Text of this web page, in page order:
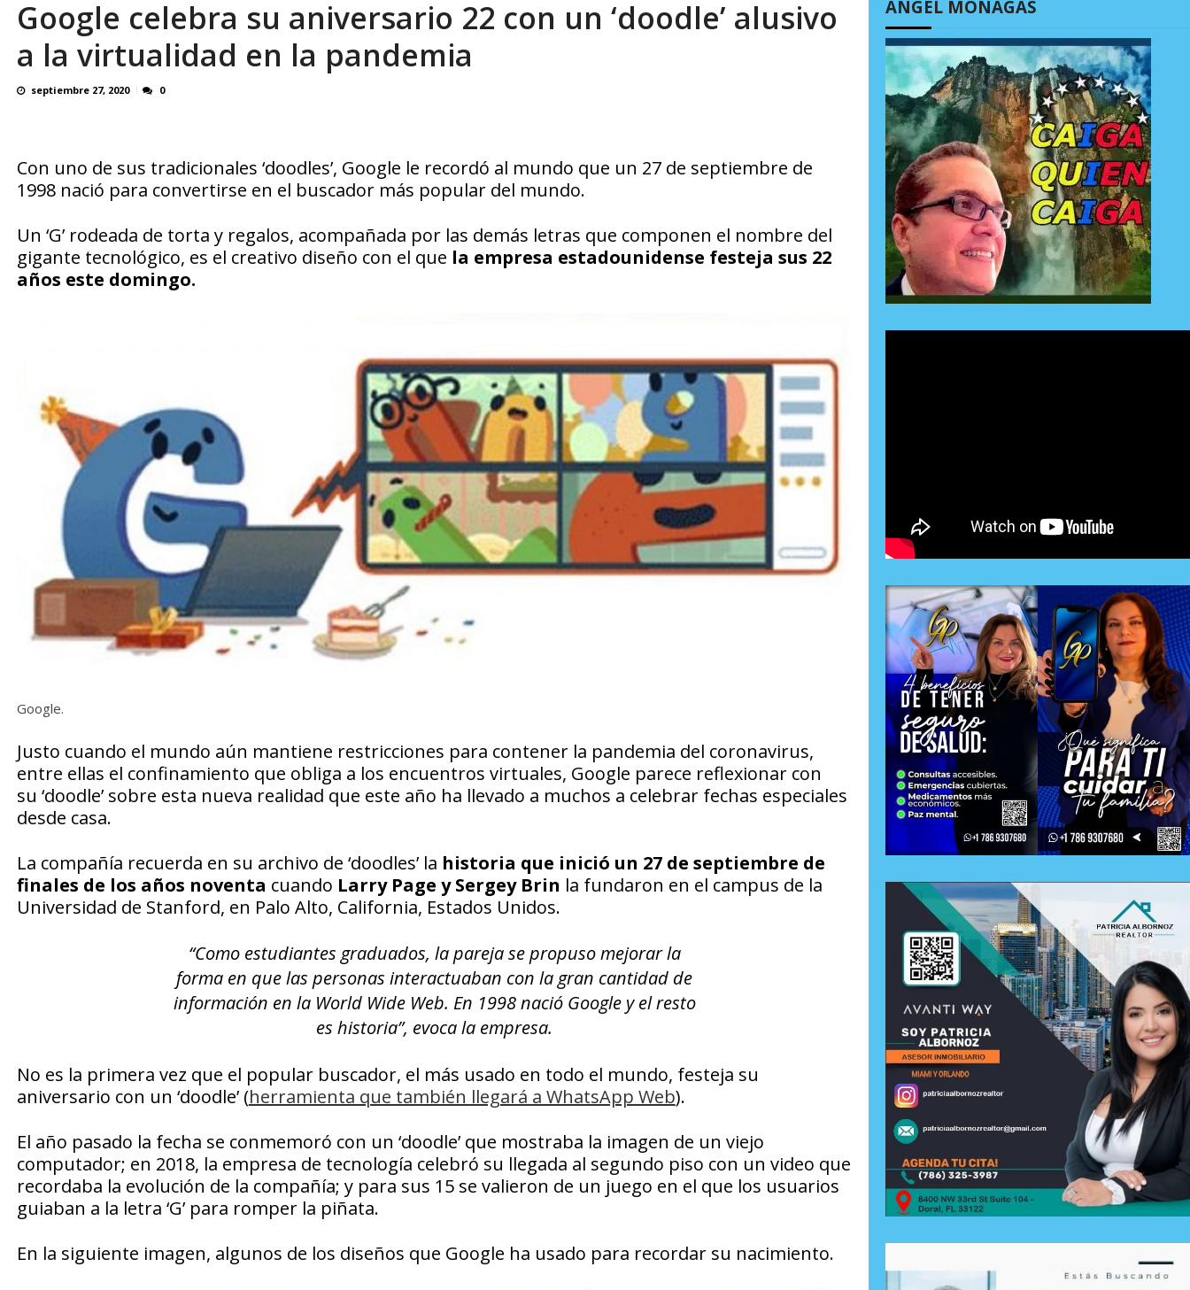
En 8 meses «876 horas de apagones» El desbastador costo del colapso eléctrico en... AGOSTO 7, 2026
Google celebra su aniversario 22 con un ‘doodle’ alusivo
a la virtualidad en la pandemia
septiembre 27, 2020 0
Con uno de sus tradicionales ‘doodles’, Google le recordó al mundo que un 27 de septiembre de
1998 nació para convertirse en el buscador más popular del mundo.
Un ‘G’ rodeada de torta y regalos, acompañada por las demás letras que componen el nombre del
gigante tecnológico, es el creativo diseño con el que la empresa estadounidense festeja sus 22
años este domingo.
Google.
Justo cuando el mundo aún mantiene restricciones para contener la pandemia del coronavirus,
entre ellas el confinamiento que obliga a los encuentros virtuales, Google parece reflexionar con
su ‘doodle’ sobre esta nueva realidad que este año ha llevado a muchos a celebrar fechas especiales
desde casa.
La compañía recuerda en su archivo de ‘doodles’ la historia que inició un 27 de septiembre de
finales de los años noventa cuando Larry Page y Sergey Brin la fundaron en el campus de la
Universidad de Stanford, en Palo Alto, California, Estados Unidos.
“Como estudiantes graduados, la pareja se propuso mejorar la
forma en que las personas interactuaban con la gran cantidad de
información en la World Wide Web. En 1998 nació Google y el resto
es historia”, evoca la empresa.
No es la primera vez que el popular buscador, el más usado en todo el mundo, festeja su
aniversario con un ‘doodle’ (herramienta que también llegará a WhatsApp Web).
El año pasado la fecha se conmemoró con un ‘doodle’ que mostraba la imagen de un viejo
computador; en 2018, la empresa de tecnología celebró su llegada al segundo piso con un video que
recordaba la evolución de la compañía; y para sus 15 se valieron de un juego en el que los usuarios
guiaban a la letra ‘G’ para romper la piñata.
En la siguiente imagen, algunos de los diseños que Google ha usado para recordar su nacimiento.
ÁNGEL MONAGAS